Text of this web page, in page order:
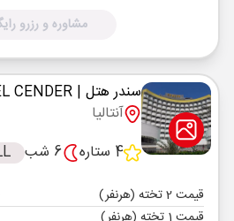
مشاوره و رزرو
سندر هتل | HOTEL CENDER
آنتالیا
4 ستاره
6 شب
قیمت 2 تخته (هرنفر)